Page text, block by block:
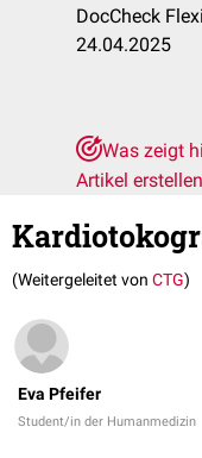
DocCheck
24.04.2025
Was zeigt
Artikel erstellen
(Weitergeleitet von CTG)
Eva Pfeifer
Student/in der Humanmedizin